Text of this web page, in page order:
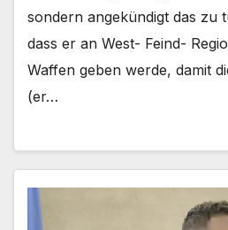
sondern angekündigt das zu
dass er an West- Feind-
Waffen geben werde, damit
(er…